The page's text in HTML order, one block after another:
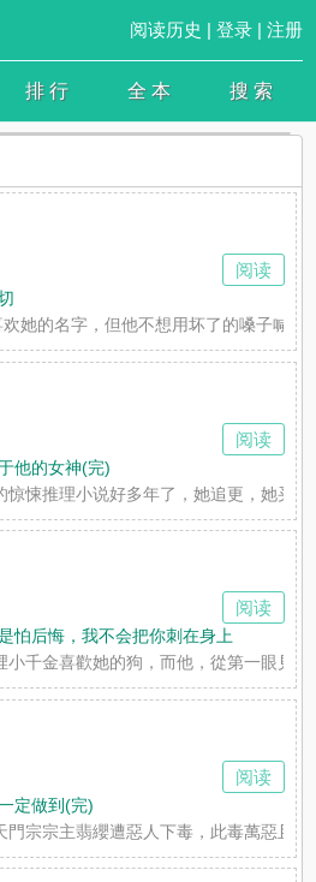
阅读历史 | 登录| 注册
排 行 全 本 搜 索
欢她的名字，但他不想用坏了的嗓子喊
阅读
他的女神(完)
惊悚推理小说好多年了，她追更，她买
阅读
怕后悔，我不会把你刺在身上
小千金喜歡她的狗，而他，從第一眼見
阅读
定做到(完)
門宗宗主翡纓遭惡人下毒，此毒萬惡且
阅读